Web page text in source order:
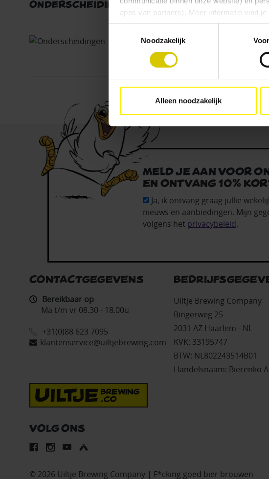
apps van partners). Meer informatie vind je
Vind je deze twee persoonlijke ervaringen
voor functionele en analytische doelen.
Noodzakelijk
Alleen noodzakelijk
Onderscheidingen
Meld je aan voor
en ontvang 10%
Ja, ik ontvang graag jullie
nieuws en aanbiedingen. Mijn
volgens het privacybeleid.
CONTACTGEGEVENS
Bereikbaar op
Ma t/m vr 08.30 - 18.00u
+31(0)88 623 7095
klantenservice@uiltjebrewing.com
VOLG ONS
Uiltje Brewing Company
Bingerweg 25
2031 AZ Haarlem - NL
KVK: 33195747
BTW: NL802243514B01
Handelsnaam: Bierenko
© 2026 Uiltje Brewing Company | F*cking goed bier brouwen